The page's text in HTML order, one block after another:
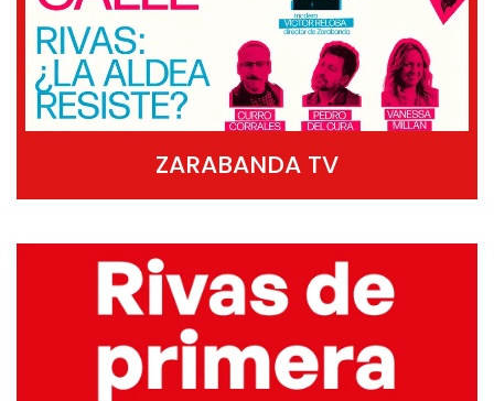
ZARABANDA TV